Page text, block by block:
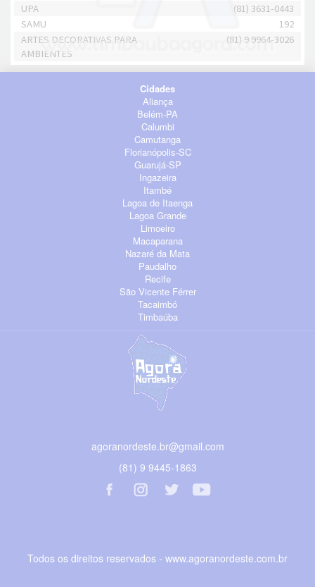
UPA
(81) 3631-0443
SAMU
192
ARTES DECORATIVAS PARA
AMBIENTES
(81) 9 9964-3026
Cidades
Aliança
Belém-PA
Calumbi
Camutanga
Florianópolis-SC
Guarujá-SP
Ingazeira
Itambé
Lagoa de Itaenga
Lagoa Grande
Limoeiro
Macaparana
Nazaré da Mata
Paudalho
Recife
São Vicente Férrer
Tacaimbó
Timbaúba
agoranordeste.br@gmail.com
(81) 9 9445-1863
Todos os direitos reservados - www.agoranordeste.com.br